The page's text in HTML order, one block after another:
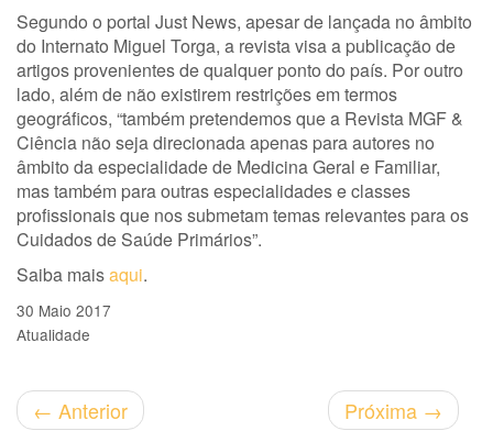
Segundo o portal Just News, apesar de lançada no âmbito
do Internato Miguel Torga, a revista visa a publicação de
artigos provenientes de qualquer ponto do país. Por outro
lado, além de não existirem restrições em termos
geográficos, “também pretendemos que a Revista MGF &
Ciência não seja direcionada apenas para autores no
âmbito da especialidade de Medicina Geral e Familiar,
mas também para outras especialidades e classes
profissionais que nos submetam temas relevantes para os
Cuidados de Saúde Primários”.
Saiba maisaqui.
30 Maio 2017
Atualidade
← Anterior Próxima →